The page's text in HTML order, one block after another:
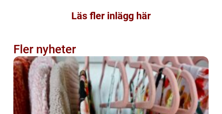
Läs fler inlägg här
Fler nyheter